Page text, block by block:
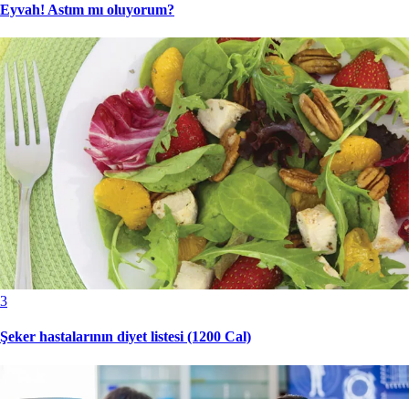
Eyvah! Astım mı oluyorum?
3
Şeker hastalarının diyet listesi (1200 Cal)